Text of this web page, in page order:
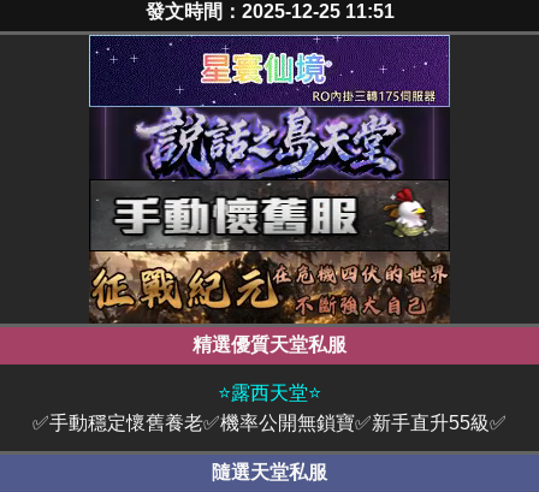
發文時間：2025-12-25 11:51
精選優質天堂私服
⭐露西天堂⭐
✅手動穩定懷舊養老✅機率公開無鎖寶✅新手直升55級✅
隨選天堂私服